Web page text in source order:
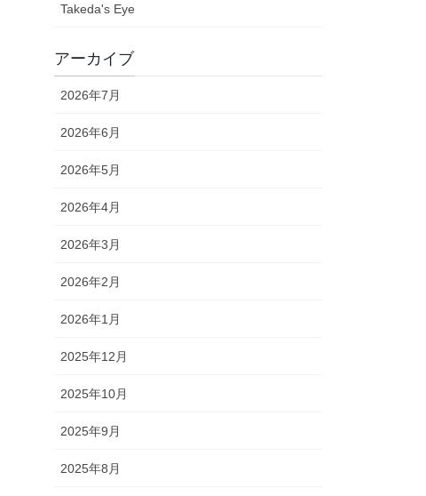
Takeda's Eye
アーカイブ
2026年7月
2026年6月
2026年5月
2026年4月
2026年3月
2026年2月
2026年1月
2025年12月
2025年10月
2025年9月
2025年8月